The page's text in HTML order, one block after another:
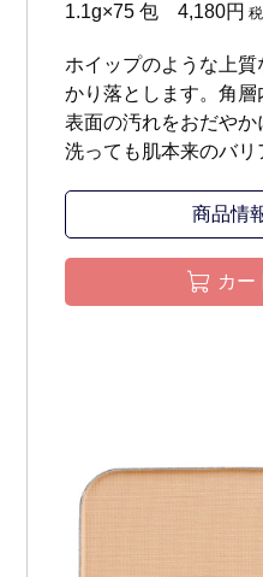
1.1g×75 包 4,180円
ホイップのような上
かり落とします。角
表面の汚れをおだや
洗っても肌本来のバリ
商品情
カー